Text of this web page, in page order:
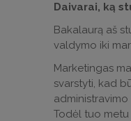
Daivarai, ką
Bakalaurą aš
valdymo iki
Marketingas
svarstyti, kad
Todėl tuo